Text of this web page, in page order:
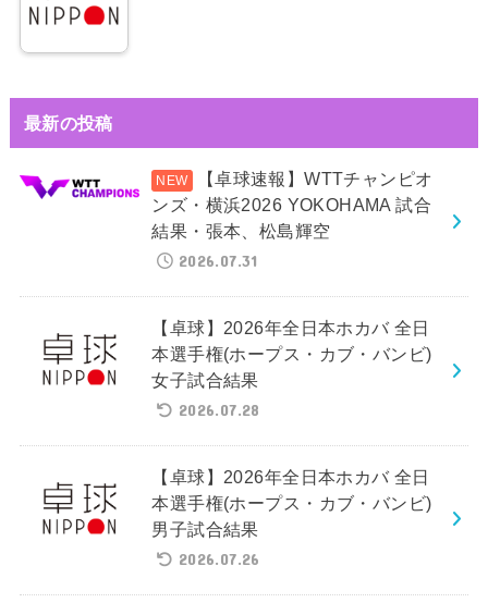
最新の投稿
【卓球速報】WTTチャンピオ
ンズ・横浜2026 YOKOHAMA 試合
結果・張本、松島輝空
2026.07.31
【卓球】2026年全日本ホカバ 全日
本選手権(ホープス・カブ・バンビ)
女子試合結果
2026.07.28
【卓球】2026年全日本ホカバ 全日
本選手権(ホープス・カブ・バンビ)
男子試合結果
2026.07.26